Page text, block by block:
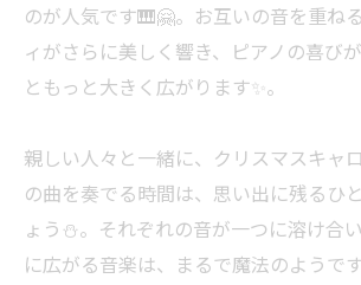
のが人気です🎹🤗。お互いの音を重ね
ィがさらに美しく響き、ピアノの喜び
ともっと大きく広がります✨。
親しい人々と一緒に、クリスマスキャ
の曲を奏でる時間は、思い出に残るひ
ょう⛄️。それぞれの音が一つに溶け合
に広がる音楽は、まるで魔法のようで